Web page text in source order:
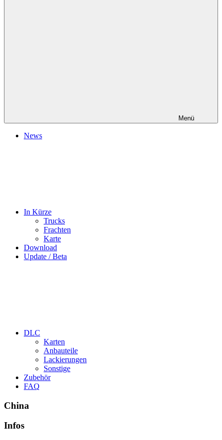
Menü
News
In Kürze
Trucks
Frachten
Karte
Download
Update / Beta
DLC
Karten
Anbauteile
Lackierungen
Sonstige
Zubehör
FAQ
China
Infos